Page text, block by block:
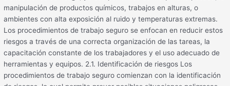
manipulación de productos químicos, trabajos en alturas, o
ambientes con alta exposición al ruido y temperaturas extremas.
Los procedimientos de trabajo seguro se enfocan en reducir estos
riesgos a través de una correcta organización de las tareas, la
capacitación constante de los trabajadores y el uso adecuado de
herramientas y equipos. 2.1. Identificación de riesgos Los
procedimientos de trabajo seguro comienzan con la identificación